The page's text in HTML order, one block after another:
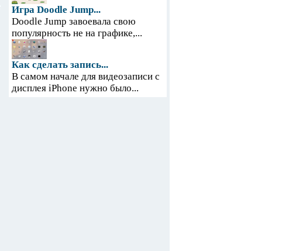
Игра Doodle Jump...
Doodle Jump завоевала свою
популярность не на графике,...
Как сделать запись...
В самом начале для видеозаписи с
дисплея iPhone нужно было...